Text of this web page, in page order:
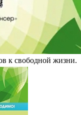
к свободной жизни.